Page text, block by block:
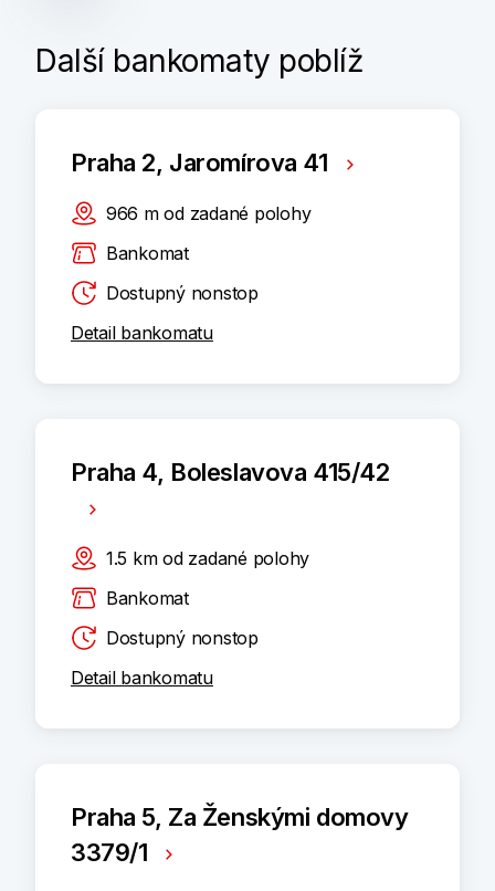
Další bankomaty poblíž
Praha 2, Jaromírova 41
966 m od zadané polohy
Bankomat
Dostupný nonstop
Detail bankomatu
Praha 4, Boleslavova 415/42
1.5 km od zadané polohy
Bankomat
Dostupný nonstop
Detail bankomatu
Praha 5, Za Ženskými domovy
3379/1